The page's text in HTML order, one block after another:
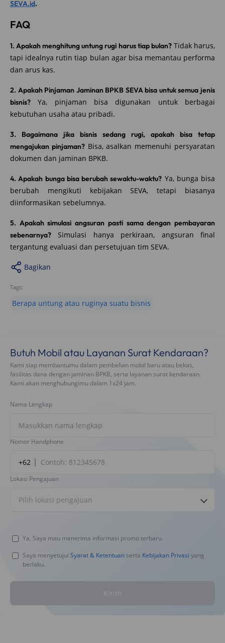
SEVA.id.
FAQ
1. Apakah menghitung untung rugi harus tiap bulan?Tidak harus,
tapi idealnya rutin tiap bulan agar bisa memantau performa
dan arus kas.
2. Apakah Pinjaman Jaminan BPKB SEVA bisa untuk semua jenis
bisnis? Ya, pinjaman bisa digunakan untuk berbagai
kebutuhan usaha atau pribadi.
3. Bagaimana jika bisnis sedang rugi, apakah bisa tetap
mengajukan pinjaman?Bisa, asalkan memenuhi persyaratan
dokumen dan jaminan BPKB.
4. Apakah bunga bisa berubah sewaktu-waktu? Ya, bunga bisa
berubah mengikuti kebijakan SEVA, tetapi biasanya
diinformasikan sebelumnya.
5. Apakah simulasi angsuran pasti sama dengan pembayaran
sebenarnya? Simulasi hanya perkiraan, angsuran final
tergantung evaluasi dan persetujuan tim SEVA.
Bagikan
Tags:
Berapa untung atau ruginya suatu bisnis
Butuh Mobil atau Layanan Surat Kendaraan?
Kami siap membantumu dalam pembelian mobil baru atau bekas,
fasilitas dana dengan jaminan BPKB, serta layanan surat kendaraan.
Kami akan menghubungimu dalam 1x24 jam.
Nama Lengkap
Nomor Handphone
+62
Lokasi Pengajuan
Pilih lokasi pengajuan
Ya, Saya mau menerima informasi promo terbaru.
Saya menyetujui Syarat & Ketentuan serta Kebijakan Privasi yang
berlaku.
Kirim